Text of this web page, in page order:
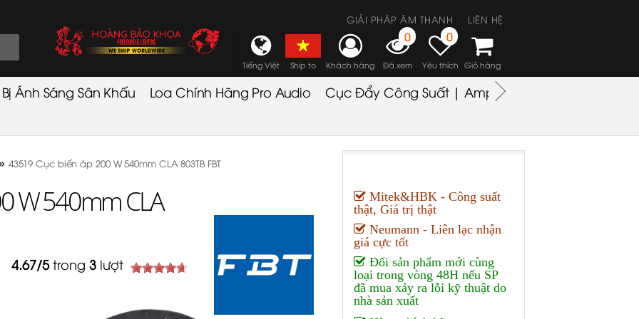
LIÊN HỆ
GIẢI PHÁP ÂM THANH
Tiếng Việt Ship to Khách hàng
0
Đã xem
0
Yêu thích Giỏ hàng
Ánh Sáng Sân Khấu Loa Chính Hãng Pro Audio Cục Đẩy Công Suất | Amplifiers
» 43519 Cục biến áp 200 W 540mm CLA 803TB FBT
W 540mm CLA
4.67/5trong 3 lượt
Mitek&HBK - Công suất
thật, Giá trị thật
Neumann - Liên lạc nhận
giá cực tốt
Đổi sản phẩm mới cùng
loại trong vòng 48H nếu SP
đã mua xảy ra lỗi kỹ thuật do
nhà sản xuất